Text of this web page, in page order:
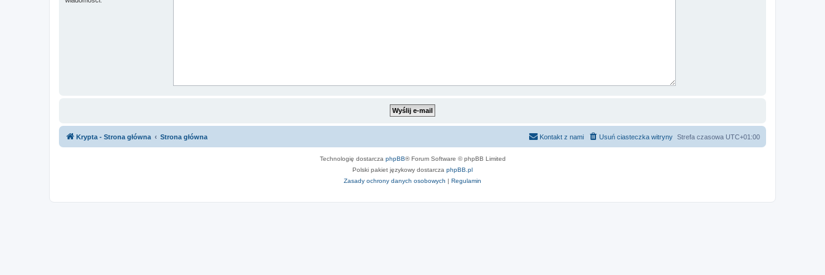
Krypta - Strona główna Strona główna Strefa czasowa UTC+01:00
Usuń ciasteczka witryny
Kontakt z nami
Technologię dostarcza phpBB® Forum Software © phpBB Limited
Polski pakiet językowy dostarcza phpBB.pl
Zasady ochrony danych osobowych | Regulamin